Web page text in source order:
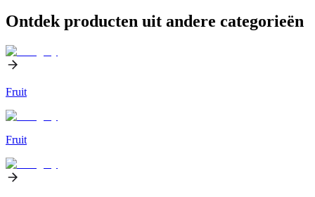
Ontdek producten uit andere categorieën
Fruit
Fruit